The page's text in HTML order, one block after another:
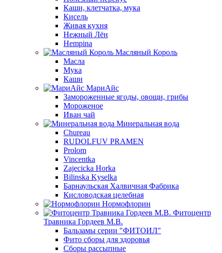
Каши, клетчатка, мука
Кисель
Живая кухня
Нежный Лён
Hempina
Масляный Король
Масла
Мука
Каши
МариАйс
Замороженные ягоды, овощи, грибы
Мороженое
Иван чай
Минеральная вода
Chureau
RUDOLFUV PRAMEN
Prolom
Vincentka
Zajecicka Horka
Bilinska Kyselka
Барнаульская Халвичная Фабрика
Кисловодская целебная
Нормофлорин
Фитоцентр
Травника Гордеев М.В.
Бальзамы серии "ФИТОИЛ"
Фито сборы для здоровья
Сборы рассыпные